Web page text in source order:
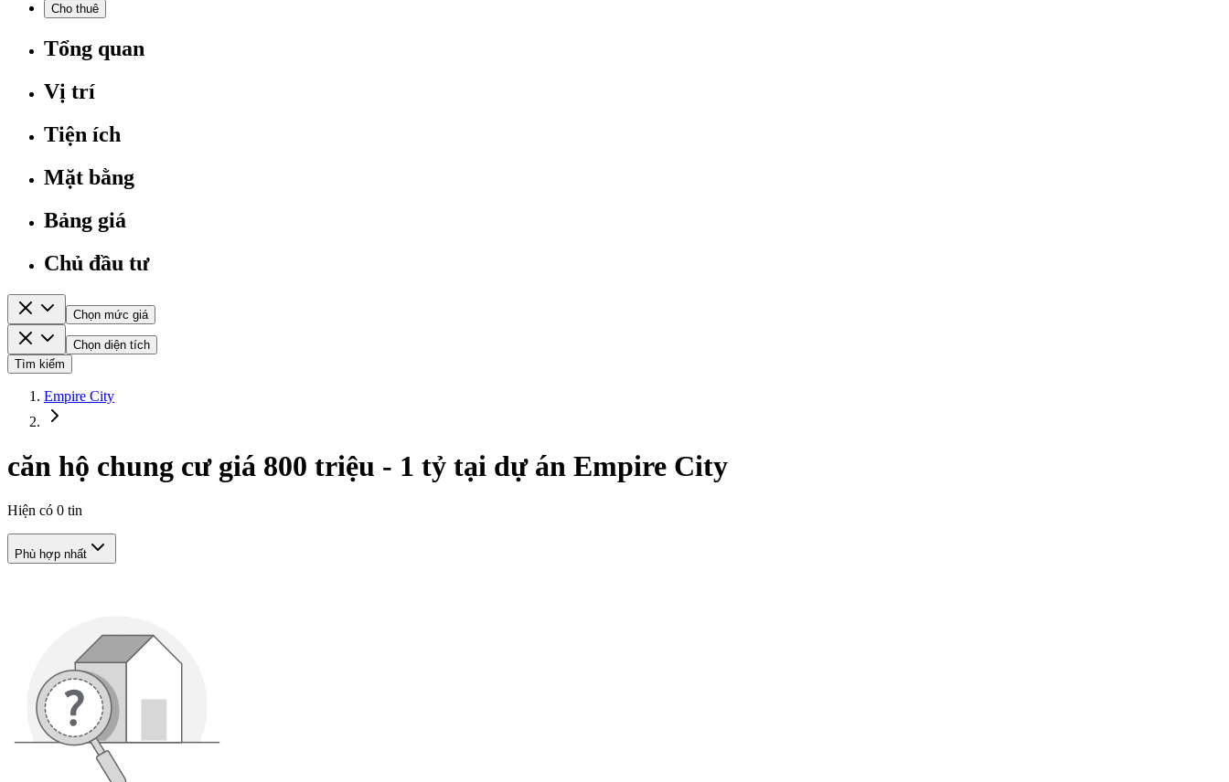
Cho thuê
Tổng quan
Vị trí
Tiện ích
Mặt bằng
Bảng giá
Chủ đầu tư
Chọn mức giá
Chọn diện tích
Tìm kiếm
Empire City
căn hộ chung cư giá 800 triệu - 1 tỷ tại dự án Empire City
Hiện có 0 tin
Phù hợp nhất